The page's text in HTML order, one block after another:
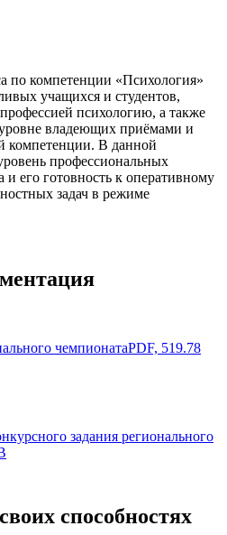
по компетенции «Психология»
учащихся и студентов,
психологию, а также
владеющих приёмами и
компетенции. В данной
профессиональных
его готовность к оперативному
задач в режиме
чемпионатаPDF, 519.78
задания регионального
способностях